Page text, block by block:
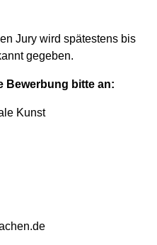
Jury wird spätestens bis
gegeben.
Bewerbung bitte an:
Kunst